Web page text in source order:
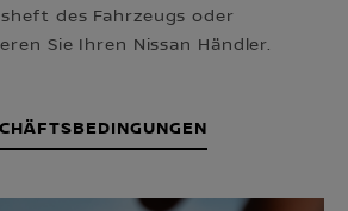
des Fahrzeugs oder
Sie Ihren Nissan Händler.